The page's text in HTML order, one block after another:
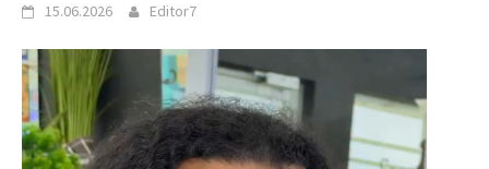
15.06.2026 Editor7